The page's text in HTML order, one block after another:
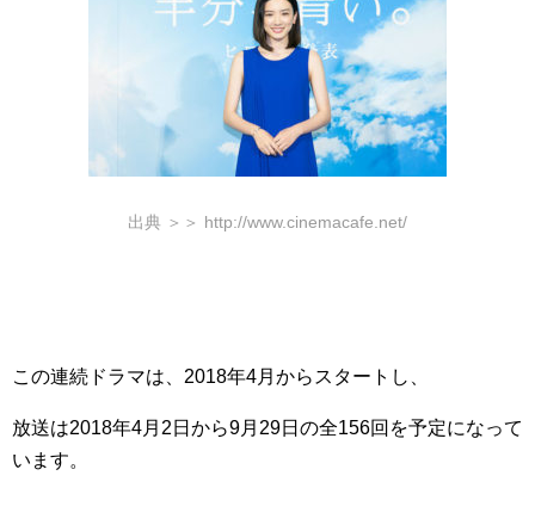
出典 ＞＞ http://www.cinemacafe.net/
この連続ドラマは、2018年4月からスタートし、
放送は2018年4月2日から9月29日の全156回を予定になって
います。